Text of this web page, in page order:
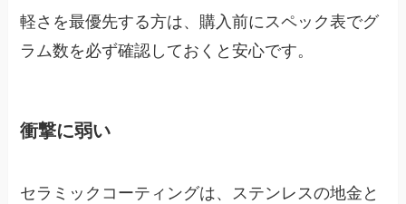
軽さを最優先する方は、購入前にスペック表でグ
ラム数を必ず確認しておくと安心です。
衝撃に弱い
セラミックコーティングは、ステンレスの地金と